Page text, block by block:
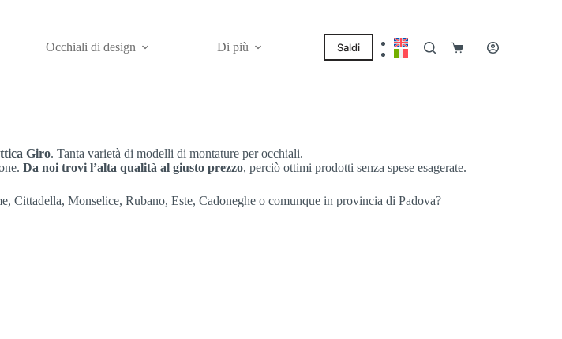
Occhiali di design Di più Saldi Carrello
Giro. Tanta varietà di modelli di montature per occhiali.
Da noi trovi l’alta qualità al giusto prezzo, perciò ottimi prodotti senza spese esagerate.
Cittadella, Monselice, Rubano, Este, Cadoneghe o comunque in provincia di Padova?